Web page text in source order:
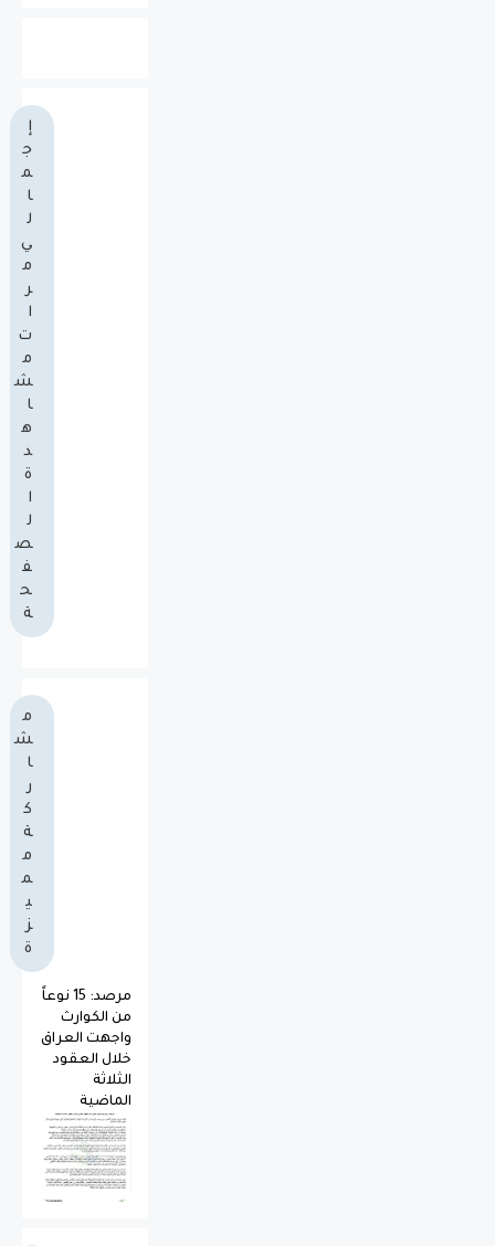
إ
ج
م
ا
ل
ي
م
ر
ا
ت
م
ش
ا
ه
د
ة
ا
ل
ص
ف
ح
ة
م
ش
ا
ر
ك
ة
م
م
ي
ز
ة
مرصد: 15 نوعاً
من الكوارث
واجهت العراق
خلال العقود
الثلاثة
الماضية